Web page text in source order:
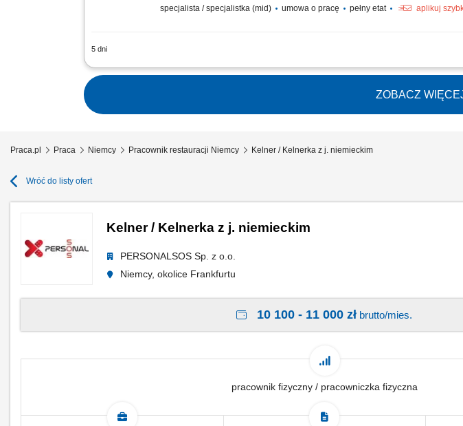
specjalista / specjalistka (mid) umowa o pracę pełny etat aplikuj
5 dni
Opis stanowiska: Profesjonalna obsługa klientów oraz sprzedaż produktów;
ZOBACZ
Praca.pl Praca Niemcy Pracownik restauracji Niemcy Kelner / Kelnerka z j. niemieckim
Wróć do listy ofert
Kelner / Kelnerka z j. niemieckim
PERSONALSOS Sp. z o.o.
Niemcy, okolice Frankfurtu
10 100 - 11 000 zł brutto/mies.
pracownik fizyczny / pracowniczka fizyczna